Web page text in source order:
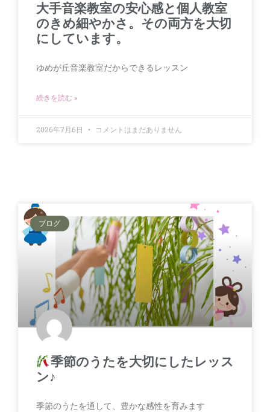
大手音楽教室の安心感と個人教室
のきめ細やかさ。その両方を大切
にしています。
ゆめが丘音楽教室だからできるレッスン
続きを読む »
2026年7月6日 コメントはまだありません
ブログ
季節のうたを大切にしたレッス
ン♪
季節のうたを通して、豊かな感性を育みます